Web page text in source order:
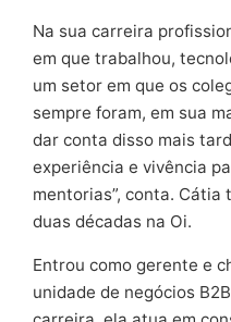
Na sua carreira
em que trabalhou,
um setor em que os
sempre foram, em sua
dar conta disso mais
experiência e vivência
mentorias”, conta. Cátia
duas décadas na Oi.
Entrou como gerente e
unidade de negócios